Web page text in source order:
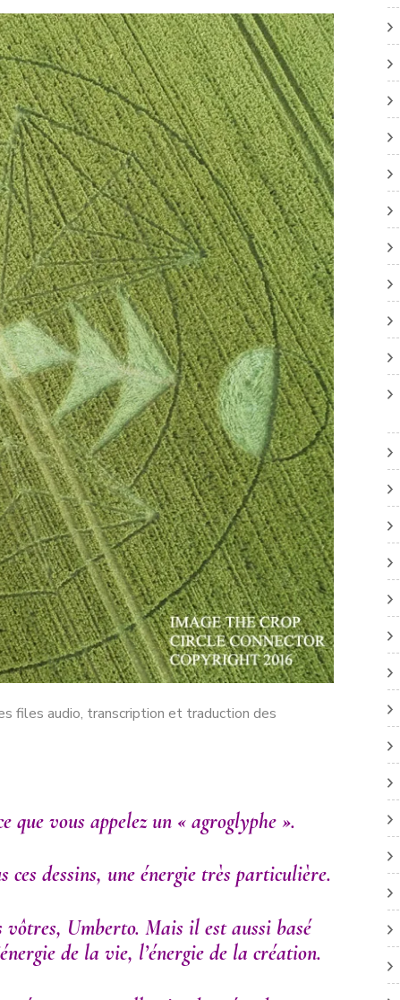
files audio, transcription et traduction des
que vous appelez un « agroglyphe ».
ces dessins, une énergie très particulière.
Umberto. Mais il est aussi basé
de la vie, l’énergie de la création.